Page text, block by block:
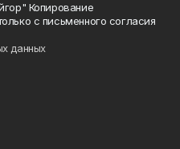
Копирование
с письменного согласия
данных